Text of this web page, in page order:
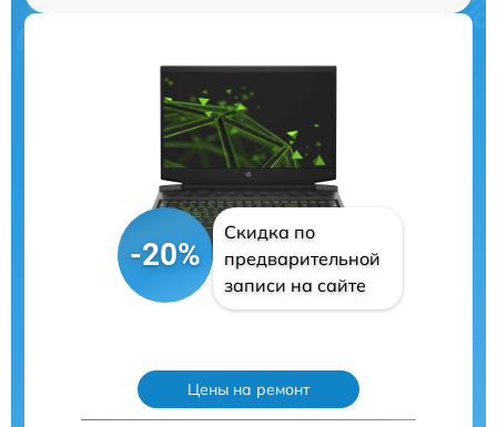
-20%
Скидка по
предварительной
записи на сайте
Цены на ремонт